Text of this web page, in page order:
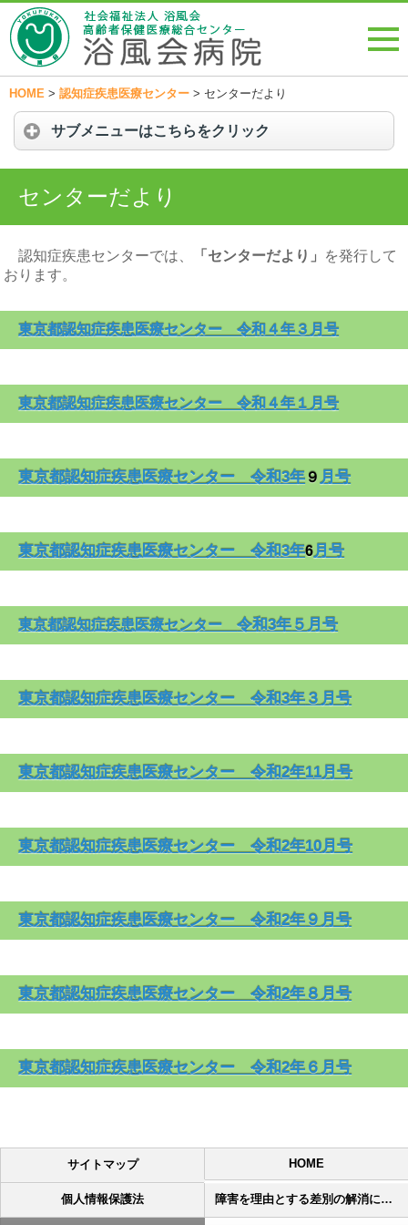
HOME > 認知症疾患医療センター > センターだより
サブメニューはこちらをクリック
センターだより
認知症疾患センターでは、 「センターだより」 を発行して
おります。
東京都認知症疾患医療センター 令和４年３月号
東京都認知症疾患医療センター 令和４年１月号
東京都認知症疾患医療センター令和3年 ９ 月号
東京都認知症疾患医療センター令和3年6月号
東京都認知症疾患医療センター令和3年 ５月号
東京都認知症疾患医療センター令和3年 ３月号
東京都認知症疾患医療センター令和2年11月号
東京都認知症疾患医療センター令和2年10月号
東京都認知症疾患医療センター令和2年 ９月号
東京都認知症疾患医療センター令和2年 ８月号
東京都認知症疾患医療センター 令和2年６月号
サイトマップ HOME
個人情報保護法 障害を理由とする差別の解消に向けた取り組み